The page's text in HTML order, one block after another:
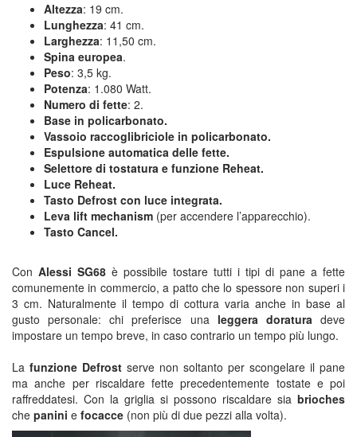
Altezza: 19 cm.
Lunghezza: 41 cm.
Larghezza: 11,50 cm.
Spina europea.
Peso: 3,5 kg.
Potenza: 1.080 Watt.
Numero di fette: 2.
Base in policarbonato.
Vassoio raccoglibriciole in policarbonato.
Espulsione automatica delle fette.
Selettore di tostatura e funzione Reheat.
Luce Reheat.
Tasto Defrost con luce integrata.
Leva lift mechanism (per accendere l’apparecchio).
Tasto Cancel.
Con Alessi SG68 è possibile tostare tutti i tipi di pane a fette
comunemente in commercio, a patto che lo spessore non superi i
3 cm. Naturalmente il tempo di cottura varia anche in base al
gusto personale: chi preferisce una leggera doraturadeve
impostare un tempo breve, in caso contrario un tempo più lungo.
La funzione Defrost serve non soltanto per scongelare il pane
ma anche per riscaldare fette precedentemente tostate e poi
raffreddatesi. Con la griglia si possono riscaldare sia brioches
che panini e focacce (non più di due pezzi alla volta).